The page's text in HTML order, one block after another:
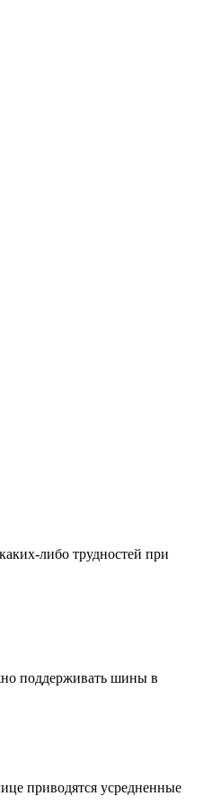
либо трудностей при
поддерживать шины в
приводятся усредненные